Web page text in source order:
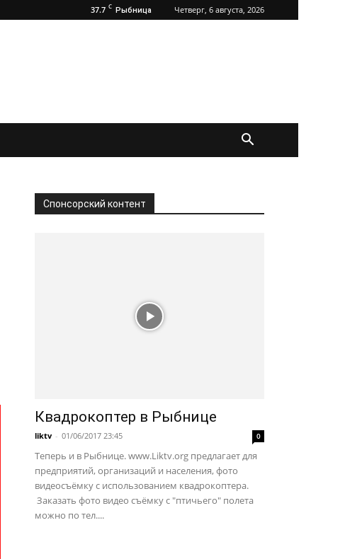
37.7 C Рыбница Четверг, 6 августа, 2026
Спонсорский контент
Квадрокоптер в Рыбнице
liktv - 01/06/2017 23:45 0
Теперь и в Рыбнице. www.Liktv.org предлагает для
предприятий, организаций и населения, фото
видеосъёмку с использованием квадрокоптера.
Заказать фото видео съёмку с "птичьего" полета
можно по тел....